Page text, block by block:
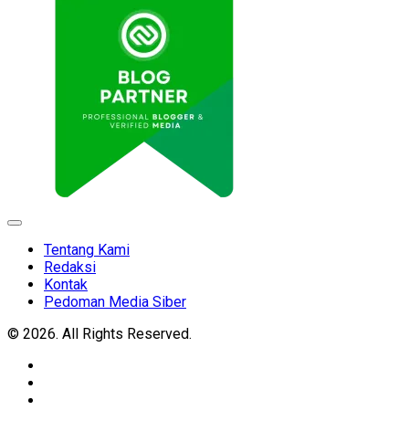
Expand
Tentang Kami
Redaksi
Kontak
Pedoman Media Siber
© 2026. All Rights Reserved.